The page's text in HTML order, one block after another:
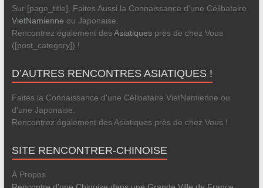
Sur [page_title], Faites Aussi la Connaissance d'une Célibataire
VietNamienne ou Japonaise.
Rencontrez également desAsiatiquesprès de chez Vous
([post_category]) !
D’AUTRES RENCONTRES ASIATIQUES !
Faites la Connaissance d'une Célibataire VietNamienne ou
d'une Japonaise.
Rencontrez également des Asiatiques près de chez Vous !
SITE RENCONTRER-CHINOISE
À Propos